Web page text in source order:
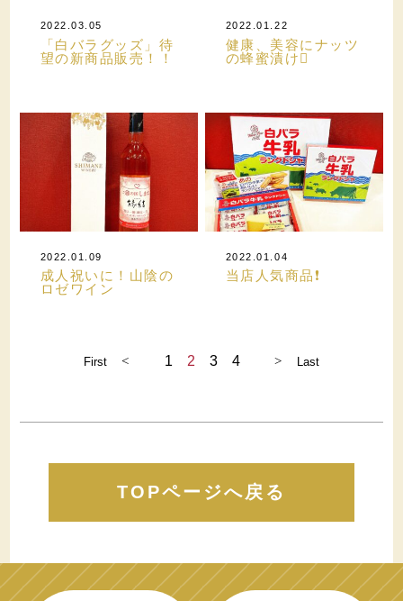
2022.03.05
「白バラグッズ」待
望の新商品販売！！
2022.01.22
健康、美容にナッツ
の蜂蜜漬け
2022.01.09
成人祝いに！山陰の
ロゼワイン
2022.01.04
当店人気商品❗️
< 1 2 3 4 >
TOPページへ戻る